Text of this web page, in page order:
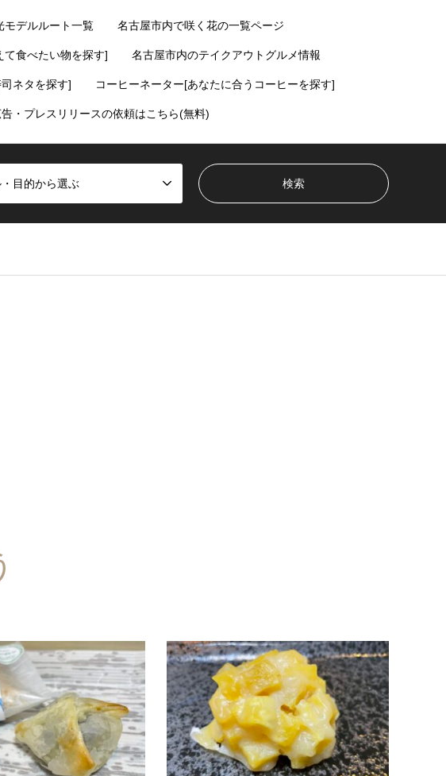
モデルルート一覧 名古屋市内で咲く花の一覧ページ
て食べたい物を探す] 名古屋市内のテイクアウトグルメ情報
ネタを探す] コーヒーネーター[あなたに合うコーヒーを探す]
告・プレスリリースの依頼はこちら(無料)
目的から選ぶ